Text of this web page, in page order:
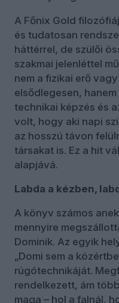
A Főnix Gold
és tudatosan
háttérrel, de szülői
szakmai jelenléttel
nem a fizikai erő
elsődlegesen, hanem
technikai képzés és
volt, hogy aki napi
az hosszú távon
társakat is. Ez a hit
alapjává.
Labda a kézben,
A könyv számos
mennyire
Dominik. Az egyik
„Domi sem a
rúgótechnikáját.
rendelkezett, ám
maga – hol a falnál,